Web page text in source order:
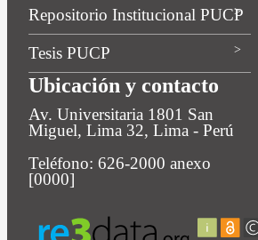
Repositorio Institucional PUCP
Tesis PUCP
Ubicación y contacto
Av. Universitaria 1801 San
Miguel, Lima 32, Lima - Perú
Teléfono: 626-2000 anexo
[0000]